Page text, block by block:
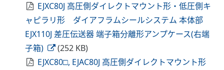
EJXC80J 高圧側ダイレクトマウント形・低圧側キ
ャピラリ形 ダイアフラムシールシステム 本体部
EJX110J 差圧伝送器 端子箱分離形アンプケース(右端
子箱)
(252 KB)
EJXC80□, EJAC80J 高圧側ダイレクトマウント形